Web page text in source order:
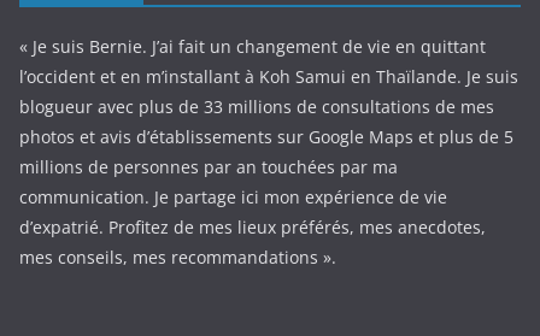
« Je suis Bernie. J’ai fait un changement de vie en quittant
l’occident et en m’installant à Koh Samui en Thaïlande. Je suis
blogueur avec plus de 33 millions de consultations de mes
photos et avis d’établissements sur Google Maps et plus de 5
millions de personnes par an touchées par ma
communication. Je partage ici mon expérience de vie
d’expatrié. Profitez de mes lieux préférés, mes anecdotes,
mes conseils, mes recommandations ».